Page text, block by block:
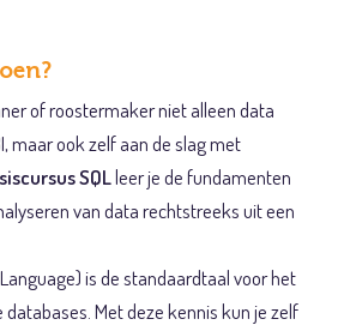
of roostermaker niet alleen data
maar ook zelf aan de slag met
SQLleer je de fundamenten
van data rechtstreeks uit een
is de standaardtaal voor het
Met deze kennis kun je zelf